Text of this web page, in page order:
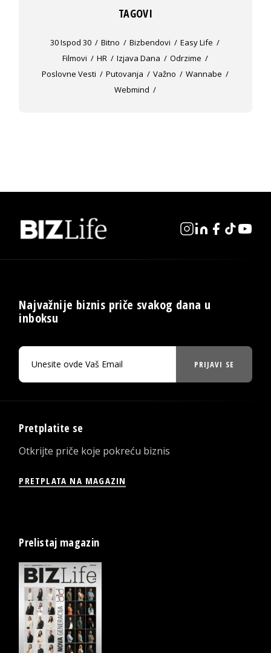
TAGOVI
30 Ispod 30 Bitno Bizbendovi
Easy Life
Filmovi
HR Izjava Dana
Odrzime
Poslovne Vesti
Putovanja Važno
Wannabe
Webmind
Najvažnije biznis priče svakog dana u
inboksu
PRIJAVI SE
Pretplatite se
Otkrijte priče koje pokreću biznis
PRETPLATA NA MAGAZIN
Prelistaj magazin